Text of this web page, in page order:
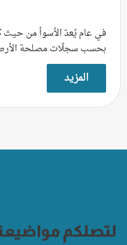
في عام يُعدّ الأسوأ من حيث
بحسب سجلّات مصلحة
المزيد
لتصلكم